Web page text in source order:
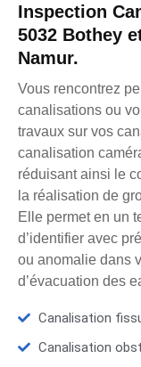
Inspection
5032 Bothey
Namur.
Vous rencontrez
canalisations ou
travaux sur vos
canalisation
réduisant ainsi le
la réalisation de
Elle permet en un
d’identifier avec
ou anomalie dans
d’évacuation des
Canalisation
Canalisation